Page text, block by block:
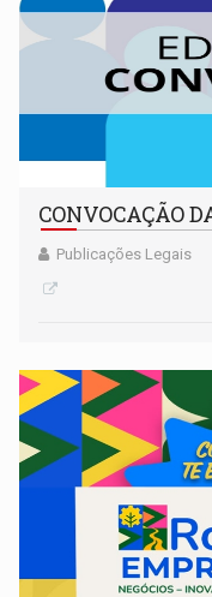
CONVOCAÇÃO
Publicações Legais